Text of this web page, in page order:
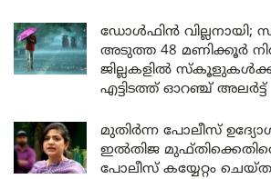
ഡോൾഫിൻ വില്ലനായി;
അടുത്ത 48 മണിക്കൂർ
ജില്ലകളിൽ
എട്ടിടത്ത് ഓറഞ്ച് അലർട്ട്
മുതിർന്ന പോലീസ്
ഇൽതിജ
പോലീസ് കയ്യേറ്റം